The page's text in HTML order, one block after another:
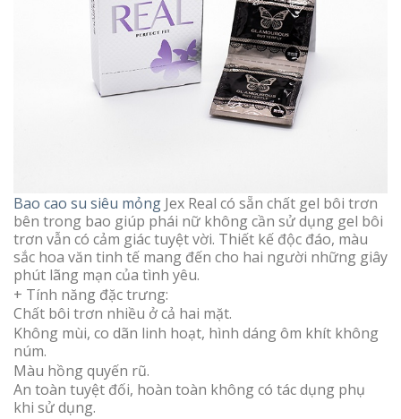
Bao cao su siêu mỏng Jex Real có sẵn chất gel bôi trơn
bên trong bao giúp phái nữ không cần sử dụng gel bôi
trơn vẫn có cảm giác tuyệt vời. Thiết kế độc đáo, màu
sắc hoa văn tinh tế mang đến cho hai người những giây
phút lãng mạn của tình yêu.
+ Tính năng đặc trưng:
Chất bôi trơn nhiều ở cả hai mặt.
Không mùi, co dãn linh hoạt, hình dáng ôm khít không
núm.
Màu hồng quyến rũ.
An toàn tuyệt đối, hoàn toàn không có tác dụng phụ
khi sử dụng.